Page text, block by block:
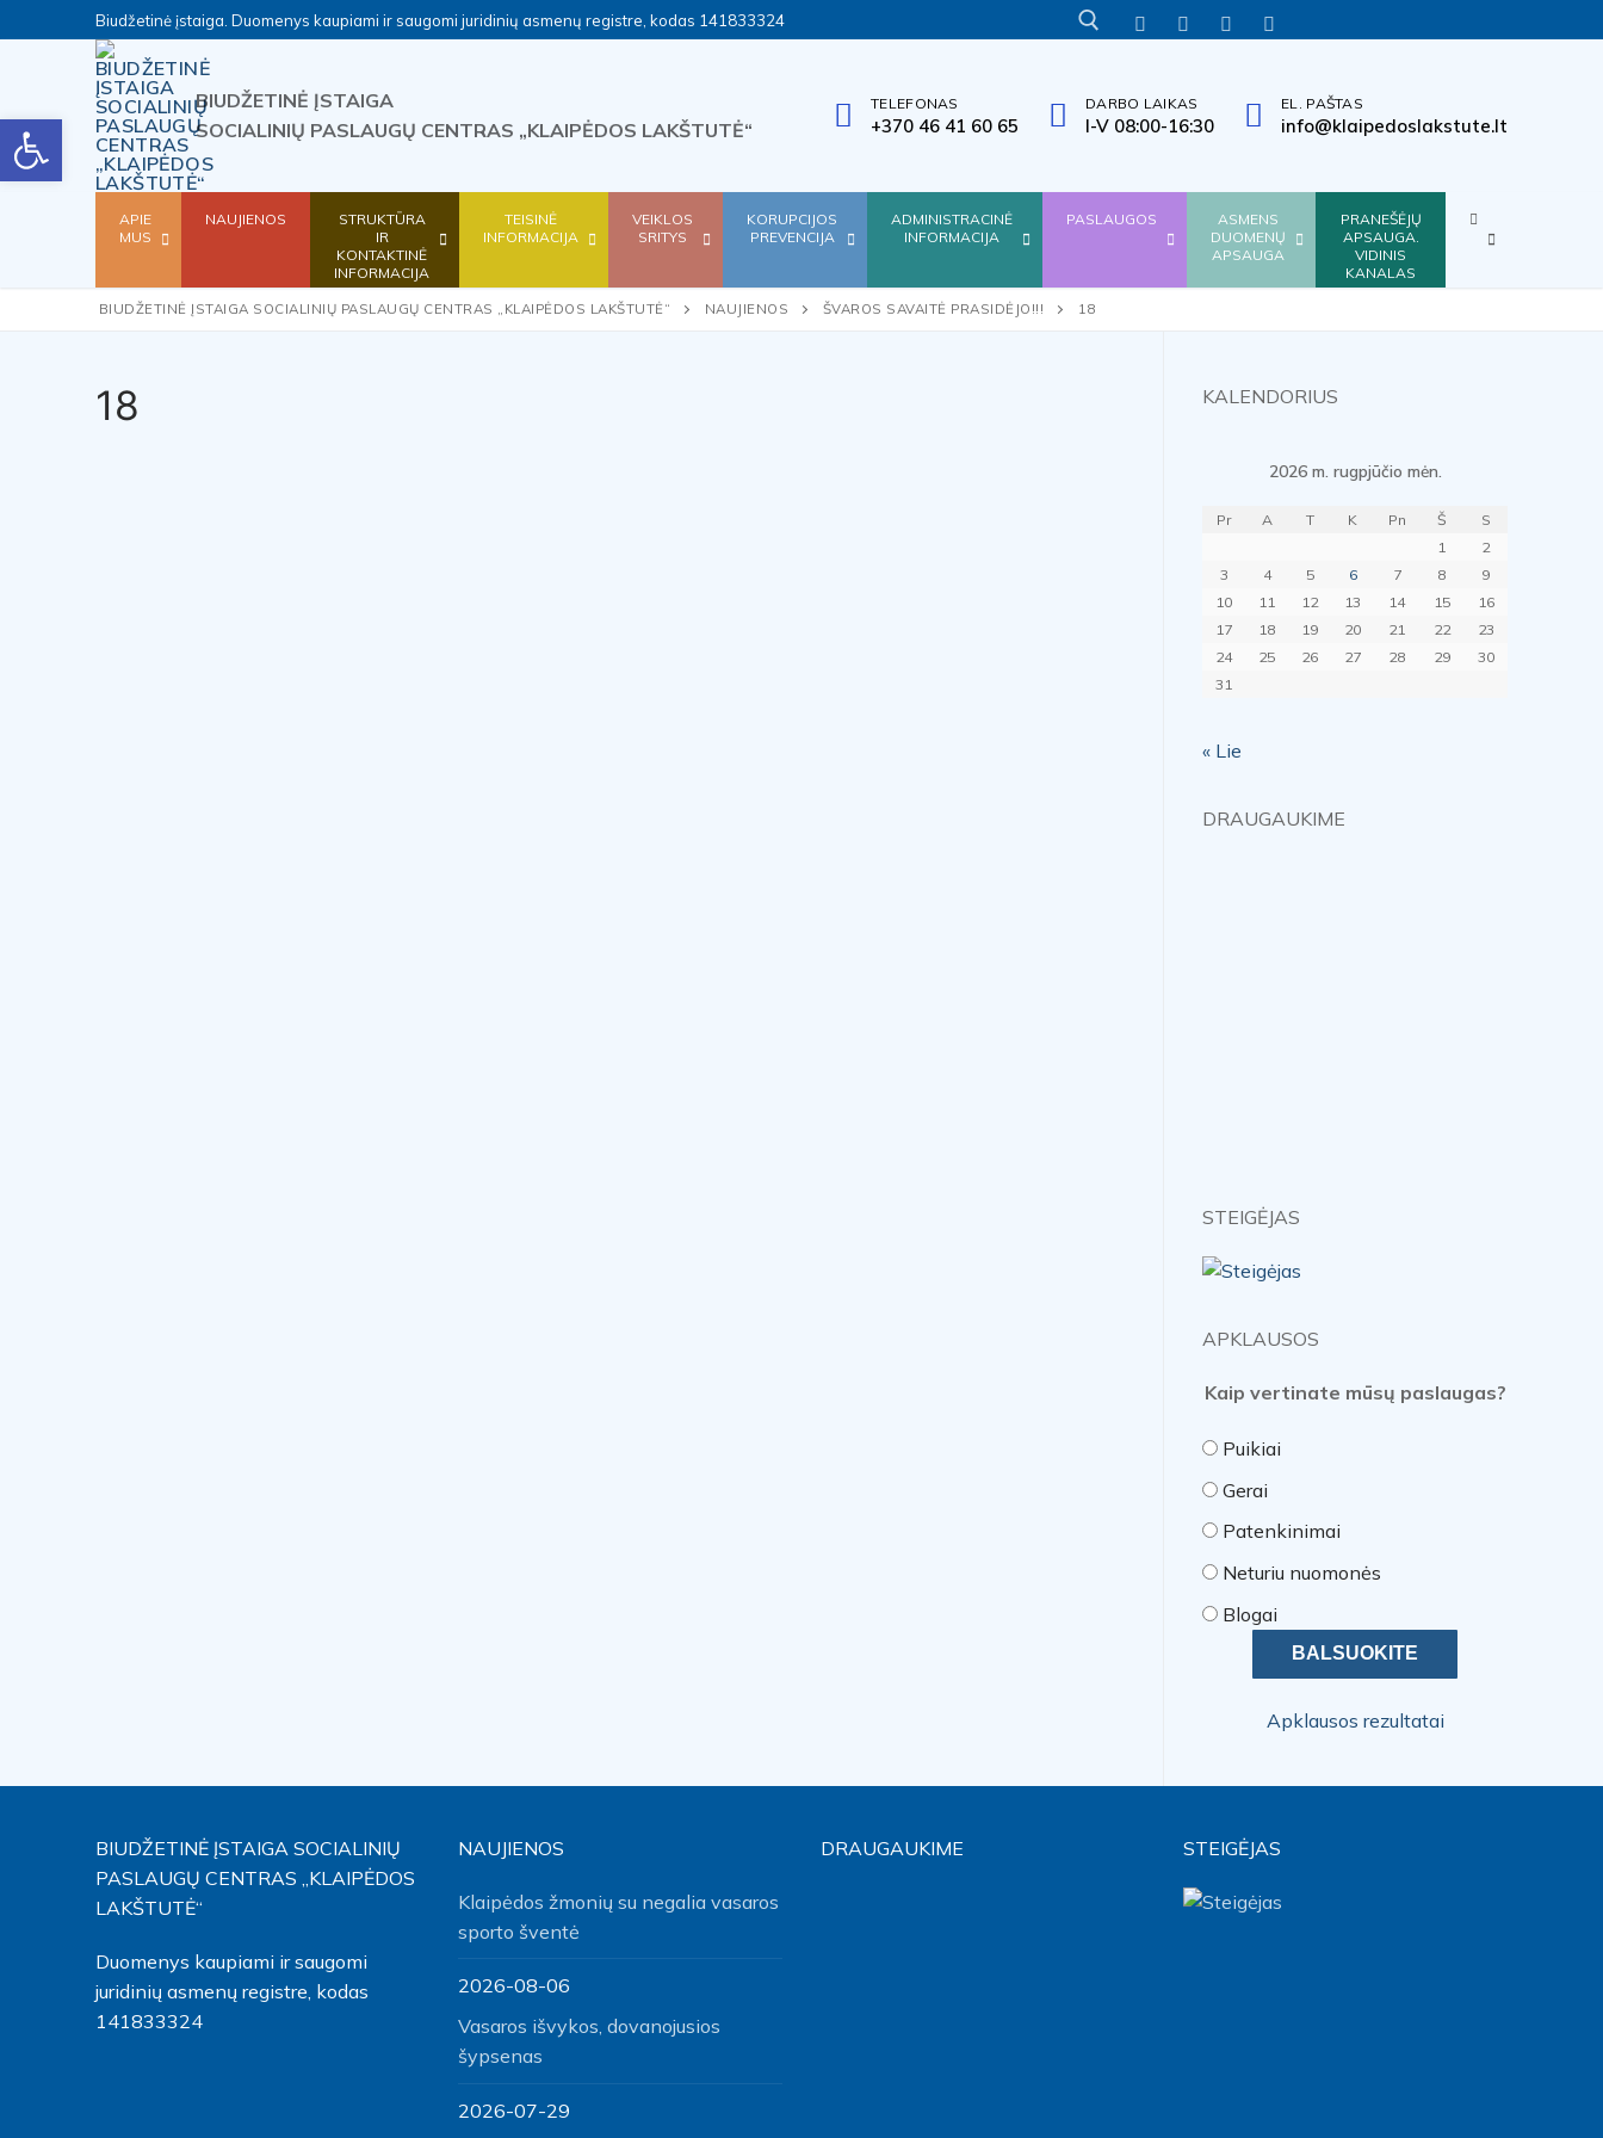
to
Biudžetinė įstaiga. Duomenys kaupiami ir saugomi juridinių asmenų registre, kodas 141833324
Search for:
TITULINISVERSIJA
NEĮGALIESIEMS
TINKLALAPIO
STRUKTŪRA
INFORMACIJA
GESTŲLENGVAI
BIUDŽETINĖ ĮSTAIGA
SOCIALINIŲ PASLAUGŲ CENTRAS „KLAIPĖDOS LAKŠTUTĖ“
TELEFONAS
+370 46 41 60 65
DARBO LAIKAS
I-V 08:00-16:30
EL. PAŠTAS
info@klaipedoslakstute.lt
APIE
MUS
NAUJIENOS
STRUKTŪRA
IR
KONTAKTINĖ
INFORMACIJA
TEISINĖ
INFORMACIJA
VEIKLOS
SRITYS
KORUPCIJOS
PREVENCIJA
ADMINISTRACINĖ
INFORMACIJA
PASLAUGOS
ASMENS
DUOMENŲ
APSAUGA
PRANEŠĖJŲ
APSAUGA.
VIDINIS
KANALAS
BIUDŽETINĖ ĮSTAIGA SOCIALINIŲ PASLAUGŲ CENTRAS „KLAIPĖDOS LAKŠTUTĖ“ NAUJIENOS ŠVAROS SAVAITĖ PRASIDĖJO!!! 18
18 KALENDORIUS
2026 m. rugpjūčio mėn.
Pr A T K Pn Š
S
1
2
3
4 5 6 7 8
9
10
11 12 13 14 15
16
17
18 19 20 21 22
23
24
25 26 27 28 29
30
31
« Lie
DRAUGAUKIME
STEIGĖJAS
APKLAUSOS
Kaip vertinate mūsų paslaugas?
Puikiai
Gerai
Patenkinimai
Neturiu nuomonės
Blogai
Apklausos rezultatai
BIUDŽETINĖ ĮSTAIGA SOCIALINIŲ
PASLAUGŲ CENTRAS „KLAIPĖDOS
LAKŠTUTĖ“
Duomenys kaupiami ir saugomi
juridinių asmenų registre, kodas
141833324
NAUJIENOS
Klaipėdos žmonių su negalia vasaros
sporto šventė
2026-08-06
Vasaros išvykos, dovanojusios
šypsenas
2026-07-29
DRAUGAUKIME STEIGĖJAS
Open toolbar